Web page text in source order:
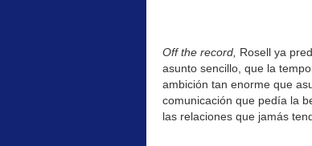
Off the record, Rosell ya
asunto sencillo, que la
ambición tan enorme que
comunicación que pedía la
las relaciones que jamás